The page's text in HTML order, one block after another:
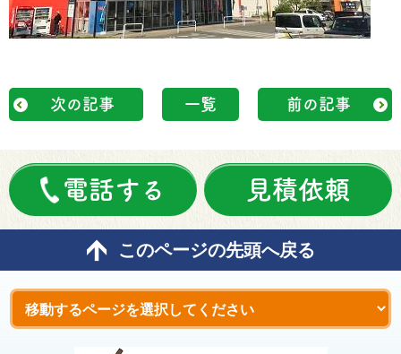
次の記事 一覧 前の記事
電話する 見積依頼
このページの先頭へ戻る